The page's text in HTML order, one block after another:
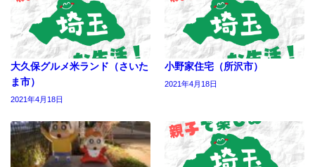
大久保グルメ米ランド（さいた
ま市）
2021年4月18日
小野家住宅（所沢市）
2021年4月18日